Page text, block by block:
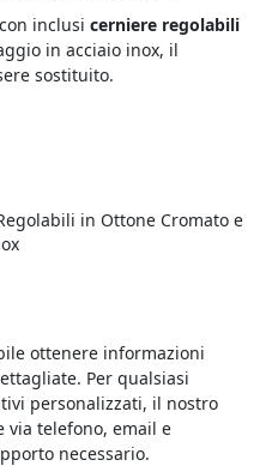
inclusi cerniere regolabili
in acciaio inox, il
sostituito.
in Ottone Cromato e
ottenere informazioni
Per qualsiasi
personalizzati, il nostro
via telefono, email e
necessario.